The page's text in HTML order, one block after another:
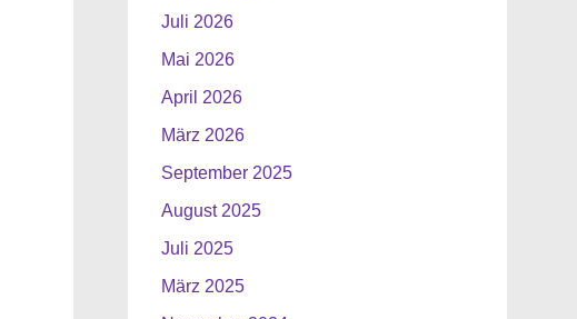
Juli 2026
Mai 2026
April 2026
März 2026
September 2025
August 2025
Juli 2025
März 2025